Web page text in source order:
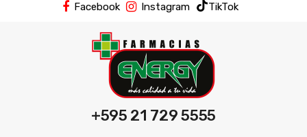
Facebook Instagram TikTok
+595 21 729 5555